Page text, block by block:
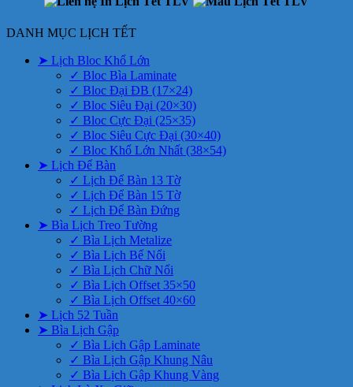
DANH MỤC LỊCH TẾT
➤ Lịch Bloc Khổ Lớn
✓ Bloc Bìa Laminate
✓ Bloc Đại ĐB (17×24)
✓ Bloc Siêu Đại (20×30)
✓ Bloc Cực Đại (25×35)
✓ Bloc Siêu Cực Đại (30×40)
✓ Bloc Khổ Lớn Nhất (38×54)
➤ Lịch Để Bàn
✓ Lịch Để Bàn 13 Tờ
✓ Lịch Để Bàn 15 Tờ
✓ Lịch Để Bàn Đứng
➤ Bìa Lịch Treo Tường
✓ Bìa Lịch Metalize
✓ Bìa Lịch Bế Nổi
✓ Bìa Lịch Chữ Nổi
✓ Bìa Lịch Offset 35×50
✓ Bìa Lịch Offset 40×60
➤ Lịch 52 Tuần
➤ Bìa Lịch Gập
✓ Bìa Lịch Gập Laminate
✓ Bìa Lịch Gập Khung Nâu
✓ Bìa Lịch Gập Khung Vàng